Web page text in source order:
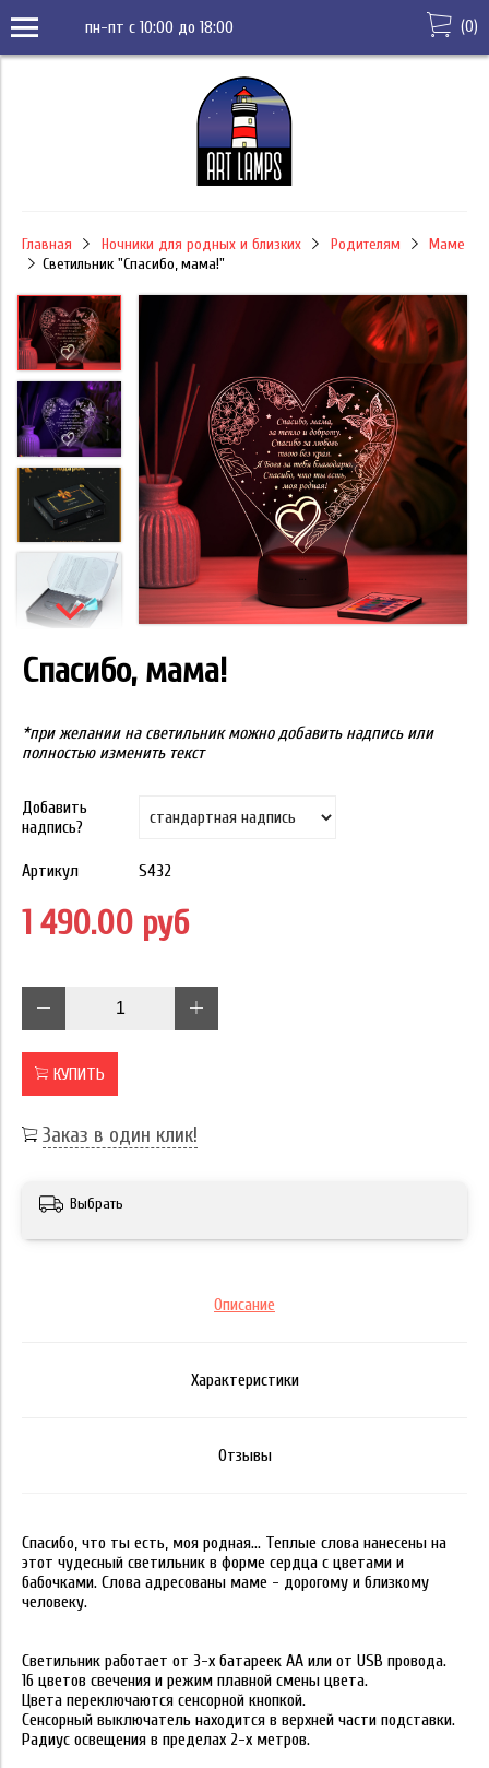
пн-пт с 10:00 до 18:00 (0)
Главная Ночники для родных и близких Родителям
Маме
Светильник "Спасибо, мама!"
Спасибо, мама!
*при желании на светильник можно добавить надпись или
полностью изменить текст
Добавить
надпись?
Артикул S432
1 490.00 руб
КУПИТЬ
Заказ в один клик!
Выбрать
Описание
Характеристики
Отзывы
Спасибо, что ты есть, моя родная... Теплые слова нанесены на
этот чудесный светильник в форме сердца с цветами и
бабочками. Слова адресованы маме - дорогому и близкому
человеку.
Светильник работает от 3-х батареек АА или от USB провода.
16 цветов свечения и режим плавной смены цвета.
Цвета переключаются сенсорной кнопкой.
Сенсорный выключатель находится в верхней части подставки.
Радиус освещения в пределах 2-х метров.